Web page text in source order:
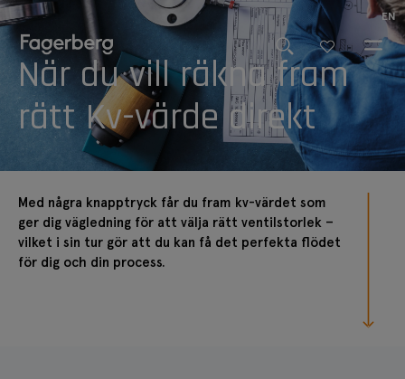
EN
När du vill räkna fram
rätt Kv-värde direkt
Med några knapptryck får du fram kv-värdet som
ger dig vägledning för att välja rätt ventilstorlek –
vilket i sin tur gör att du kan få det perfekta flödet
för dig och din process.